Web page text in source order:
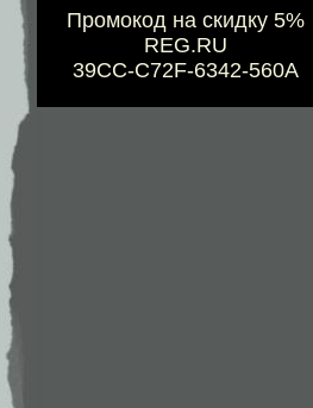
Промокод на скидку 5%
REG.RU
39CC-C72F-6342-560A